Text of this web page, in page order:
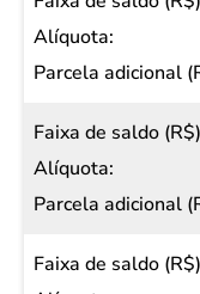
de
saldo
Alíquota
Parcela
adicional
(R$)